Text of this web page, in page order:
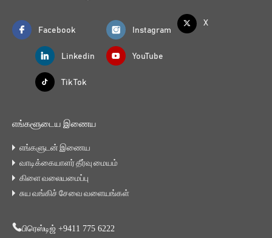
Facebook Instagram
X
Linkedin YouTube
Tik Tok
எங்களூடைய இணைய
எங்களுடன் இணைய
வாடிக்கையாளர் தீர்வு மையம்
கிளை வலையமைப்பு
சுய வங்கிச் சேவை வளையங்கள்
பிரெஸ்டிஜ் +9411 775 6222